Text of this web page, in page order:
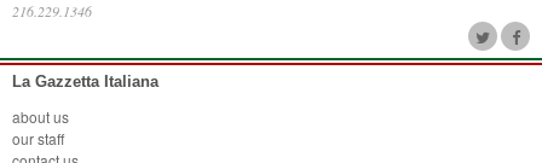
216.229.1346
La Gazzetta Italiana
about us
our staff